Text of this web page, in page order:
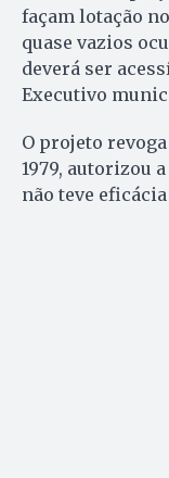
façam lotação
quase vazios
deverá ser
Executivo
O projeto
1979, autorizou
não teve